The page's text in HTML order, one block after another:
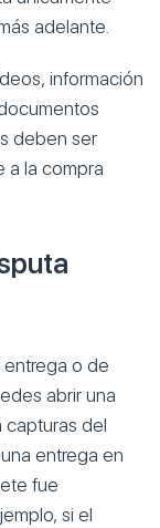
adelante.
información
deben ser
a la compra
o de
abrir una
capturas del
entrega en
fue
si el